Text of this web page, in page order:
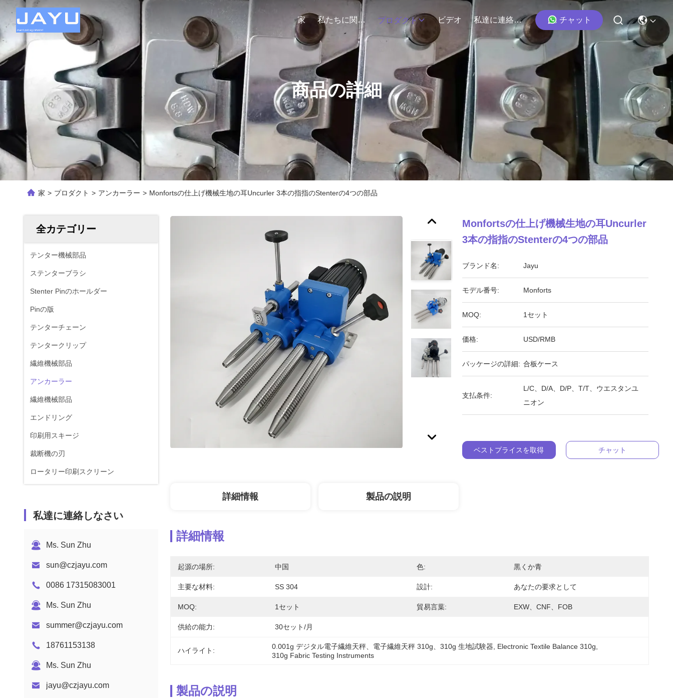
家 私たちに関しては プロダクト ビデオ 私達に連絡しなさい チャット
商品の詳細
家 > プロダクト > アンカーラー > Monfortsの仕上げ機械生地の耳Uncurler 3本の指指のStenterの4つの部品
全カテゴリー
テンター機械部品
ステンターブラシ
Stenter Pinのホールダー
Pinの版
テンターチェーン
テンタークリップ
繊維機械部品
アンカーラー
繊維機械部品
エンドリング
印刷用スキージ
裁断機の刃
ロータリー印刷スクリーン
私達に連絡しなさい
Ms. Sun Zhu
sun@czjayu.com
0086 17315083001
Ms. Sun Zhu
summer@czjayu.com
18761153138
Ms. Sun Zhu
jayu@czjayu.com
Monfortsの仕上げ機械生地の耳Uncurler
3本の指指のStenterの4つの部品
ブランド名: Jayu
モデル番号: Monforts
MOQ: 1セット
価格: USD/RMB
パッケージの詳細: 合板ケース
支払条件:
L/C、D/A、D/P、T/T、ウエスタンユ
ニオン
ベストプライスを取得 チャット
詳細情報 製品の説明
詳細情報
起源の場所: 中国 色: 黒くか青
主要な材料: SS 304 設計: あなたの要求として
MOQ: 1セット 貿易言葉: EXW、CNF、FOB
供給の能力: 30セット/月
ハイライト: 0.001g デジタル電子繊維天秤、電子繊維天秤 310g、310g 生地試験器 Electronic Textile Balance 310g
310g Fabric Testing Instruments
製品の説明